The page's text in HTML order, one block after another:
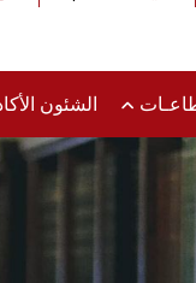
الشئون